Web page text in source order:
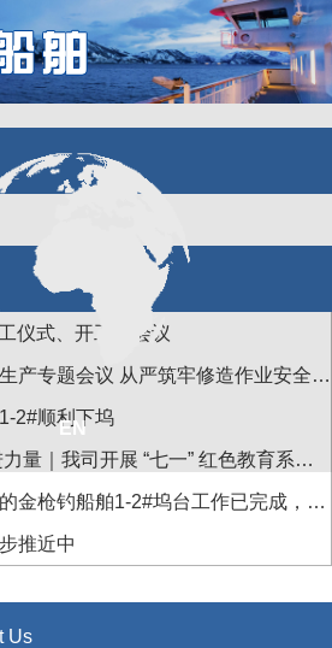
EN
船舶 /55.6m灯光罩网诱鱼船
仪式、开工前会议
产专题会议 从严筑牢修造作业安全防
2#顺利下坞
量｜我司开展 “七一” 红色教育系列
金枪钓船舶1-2#坞台工作已完成，近
推近中
Us